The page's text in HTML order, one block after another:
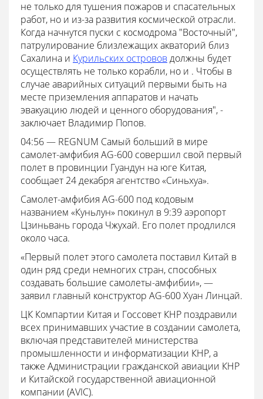
не только для тушения пожаров и спасательных
работ, но и из-за развития космической отрасли.
Когда начнутся пуски с космодрома "Восточный",
патрулирование близлежащих акваторий близ
Сахалина и Курильских острововдолжны будет
осуществлять не только корабли, но и . Чтобы в
случае аварийных ситуаций первыми быть на
месте приземления аппаратов и начать
эвакуацию людей и ценного оборудования", -
заключает Владимир Попов.
04:56 — REGNUM Самый больший в мире
самолет-амфибия AG-600 совершил свой первый
полет в провинции Гуандун на юге Китая,
сообщает 24 декабря агентство «Синьхуа».
Самолет-амфибия AG-600 под кодовым
названием «Куньлун» покинул в 9:39 аэропорт
Цзиньвань города Чжухай. Его полет продлился
около часа.
«Первый полет этого самолета поставил Китай в
один ряд среди немногих стран, способных
создавать большие самолеты-амфибии», —
заявил главный конструктор AG-600 Хуан Линцай.
ЦК Компартии Китая и Госсовет КНР поздравили
всех принимавших участие в создании самолета,
включая представителей министерства
промышленности и информатизации КНР, а
также Администрации гражданской авиации КНР
и Китайской государственной авиационной
компании (AVIC).